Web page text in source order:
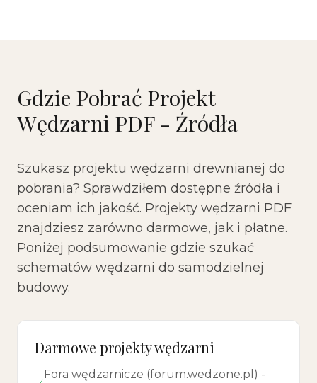
Gdzie Pobrać Projekt
Wędzarni PDF - Źródła
Szukasz projektu wędzarni drewnianej do
pobrania? Sprawdziłem dostępne źródła i
oceniam ich jakość. Projekty wędzarni PDF
znajdziesz zarówno darmowe, jak i płatne.
Poniżej podsumowanie gdzie szukać
schematów wędzarni do samodzielnej
budowy.
Darmowe projekty wędzarni
Fora wędzarnicze (forum.wedzone.pl) -